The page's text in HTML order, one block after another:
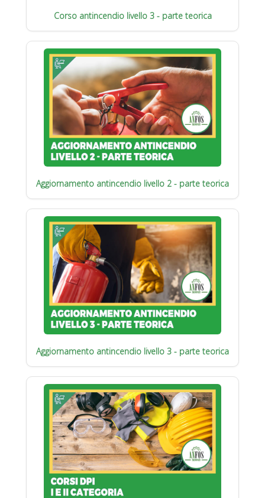
Corso antincendio livello 3 - parte teorica
Aggiornamento antincendio livello 2 - parte teorica
Aggiornamento antincendio livello 3 - parte teorica